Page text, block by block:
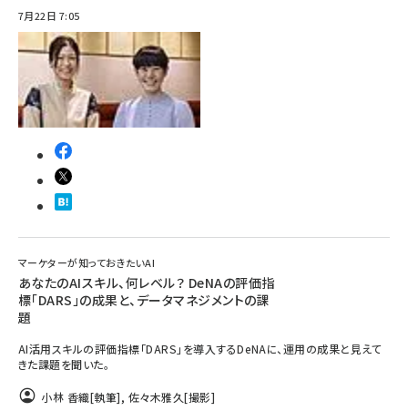
7月22日 7:05
マーケターが知っておきたいAI
あなたのAIスキル、何レベル？ DeNAの評価指
標「DARS」の成果と、データマネジメントの課
題
AI活用スキルの評価指標「DARS」を導入するDeNAに、運用の成果と見えて
きた課題を聞いた。
小林 香織[執筆], 佐々木雅久[撮影]